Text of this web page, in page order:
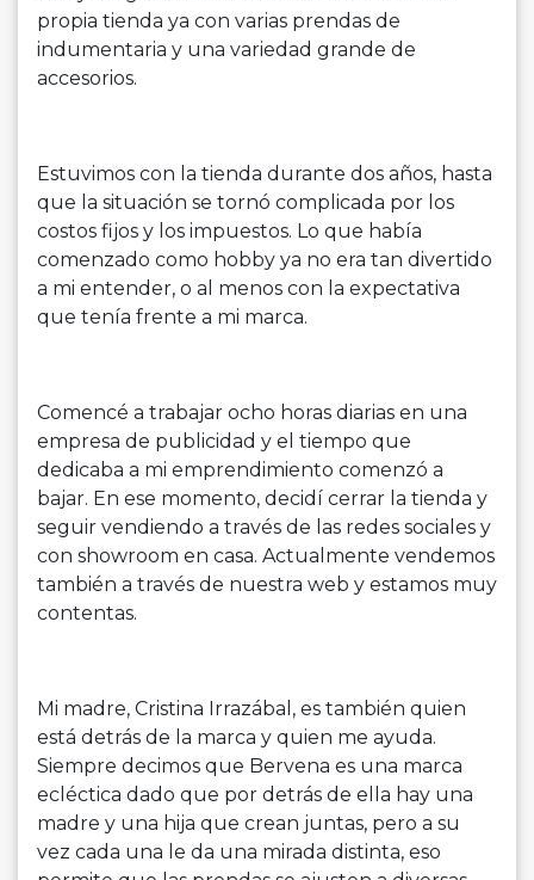
propia tienda ya con varias prendas de
indumentaria y una variedad grande de
accesorios.
Estuvimos con la tienda durante dos años, hasta
que la situación se tornó complicada por los
costos fijos y los impuestos. Lo que había
comenzado como hobby ya no era tan divertido
a mi entender, o al menos con la expectativa
que tenía frente a mi marca.
Comencé a trabajar ocho horas diarias en una
empresa de publicidad y el tiempo que
dedicaba a mi emprendimiento comenzó a
bajar. En ese momento, decidí cerrar la tienda y
seguir vendiendo a través de las redes sociales y
con showroom en casa. Actualmente vendemos
también a través de nuestra web y estamos muy
contentas.
Mi madre, Cristina Irrazábal, es también quien
está detrás de la marca y quien me ayuda.
Siempre decimos que Bervena es una marca
ecléctica dado que por detrás de ella hay una
madre y una hija que crean juntas, pero a su
vez cada una le da una mirada distinta, eso